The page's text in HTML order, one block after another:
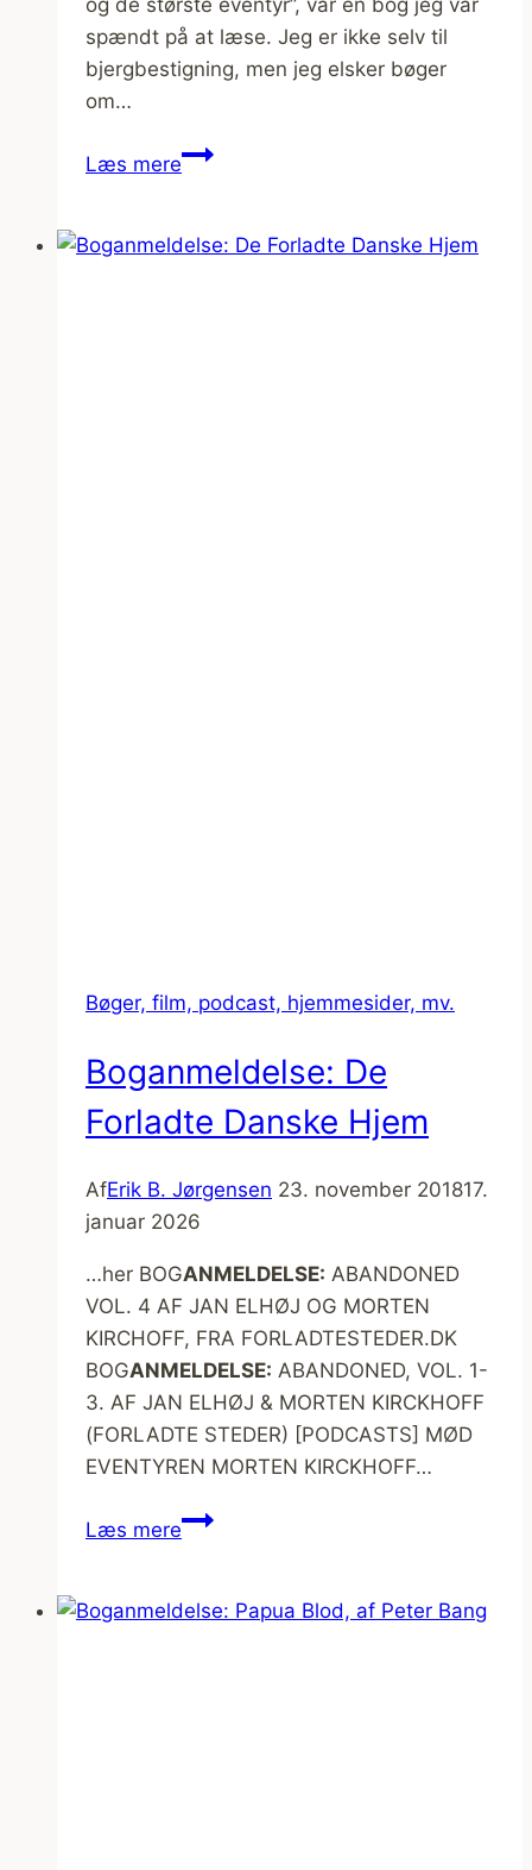
spændt på at læse. Jeg er ikke selv til
bjergbestigning, men jeg elsker bøger
om…
Læs mereBoganmeldelse:
TAG.
Bøger, film, podcast, hjemmesider, mv.
Boganmeldelse: De
Forladte Danske Hjem
AfErik B. Jørgensen 23. november 201817.
januar 2026
…her BOGANMELDELSE: ABANDONED
VOL. 4 AF JAN ELHØJ OG MORTEN
KIRCHOFF, FRA FORLADTESTEDER.DK
BOGANMELDELSE: ABANDONED, VOL. 1-
3. AF JAN ELHØJ & MORTEN KIRCKHOFF
(FORLADTE STEDER) [PODCASTS] MØD
EVENTYREN MORTEN KIRCKHOFF…
Læs mereBoganmeldelse:
Danske